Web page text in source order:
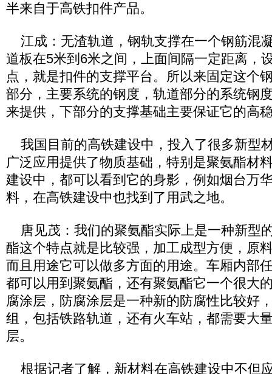
半来自于高铁扣件产品。
江成：无渣轨道，钢轨支撑在一个钢筋混
道板在5米到6米之间，上面间隔一定距离，
点，就是扣件的支撑平台。所以来固定这个
部分，主要系统的钢度，轨道部分的系统钢
来提供，下部分的支撑基础主要保证它的高
我国目前的高铁建设中，投入了很多新型
广泛应用提供了物质基础，特别是聚氨酯材
建设中，都可以看到它的身影，例如烟台万
料，在高铁建设中也找到了用武之地。
唐见茂：我们的聚氨酯实际上是一种新型
酯这个特点就是比较强，加工成型方便，原
而且用途它可以做多方面的用途。车厢内部
都可以用到聚氨酯，还有聚氨酯它一个很大
腐涂层，防腐涂层是一种新的防腐性比较好
组，包括铁路轨道，还有火车站，都需要大
层。
根据记者了解，新材料在高铁建设中不但